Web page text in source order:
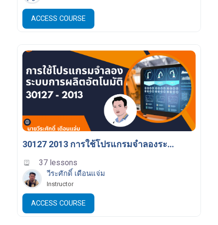
ACCESS COURSE
30127 2013 การใช้โปรแกรมจำลองระบบการผลิตอัตโนมัติ
37 lessons
วีระศักดิ์ เดือนแจ่ม
Instructor
ACCESS COURSE